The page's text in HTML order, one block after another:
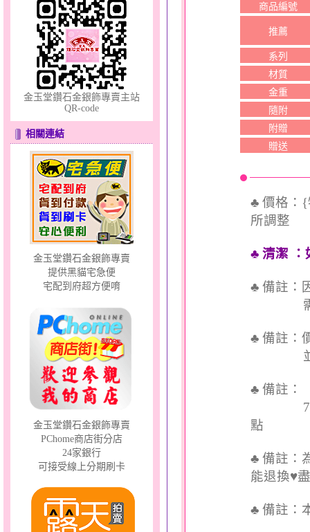
甜心女孩～金銀鋼女套鍊
金玉堂鑽石金銀飾專賣主站
QR-code
相關連結
金玉堂鑽石金銀飾專賣
提供黑貓宅急便
宅配到府超方便唷
金玉堂鑽石金銀飾專賣
PChome商店街分店
24家銀行
可接受線上分期刷卡
商品編號
推薦
系列
材質
金重
隨附
附贈
贈送
♣ 價格：{
所調整
♣ 清潔 ：
♣ 備註：
需依實
♣ 備註：
並交付
♣ 備註：
7個工
點
♣ 備註：
能退換♥
♣ 備註：